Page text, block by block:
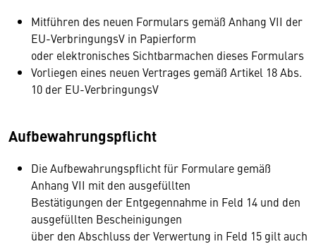
Mitführen des neuen Formulars gemäß Anhang VII der
EU-VerbringungsV in Papierform
oder elektronisches Sichtbarmachen dieses Formulars
Vorliegen eines neuen Vertrages gemäß Artikel 18 Abs.
10 der EU-VerbringungsV
Aufbewahrungspflicht
Die Aufbewahrungspflicht für Formulare gemäß
Anhang VII mit den ausgefüllten
Bestätigungen der Entgegennahme in Feld 14 und den
ausgefüllten Bescheinigungen
über den Abschluss der Verwertung in Feld 15 gilt auch